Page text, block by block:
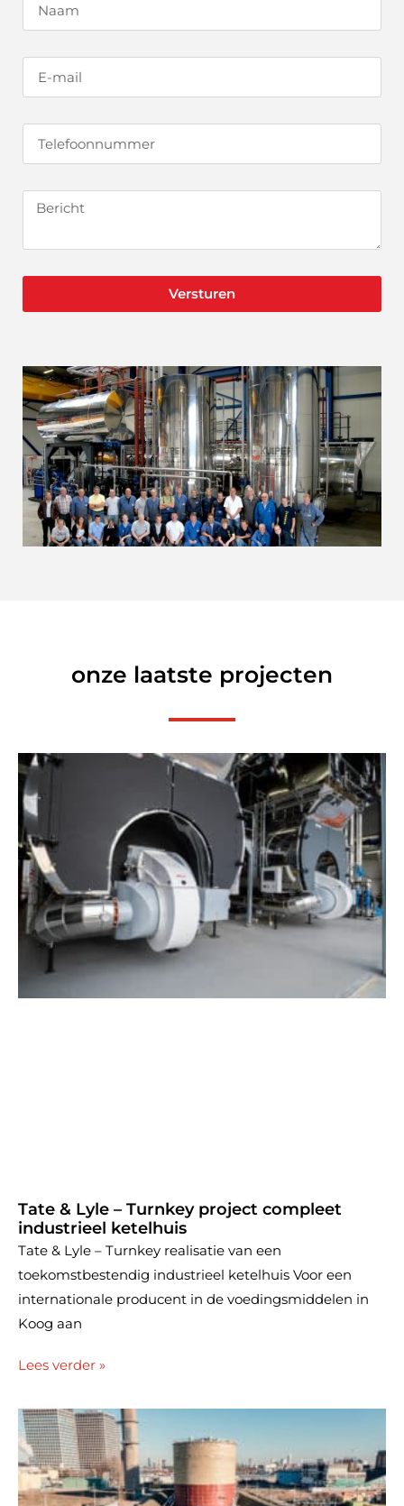
Versturen
onze laatste projecten
Tate & Lyle – Turnkey project compleet
industrieel ketelhuis
Tate & Lyle – Turnkey realisatie van een
toekomstbestendig industrieel ketelhuis Voor een
internationale producent in de voedingsmiddelen in
Koog aan
Lees verder »